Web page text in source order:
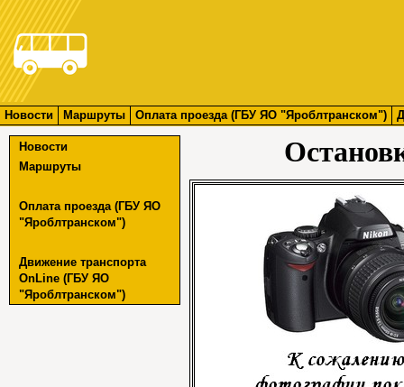
Новости Маршруты Оплата проезда (ГБУ ЯО "Яроблтранском")
Новости
Маршруты
Оплата проезда (ГБУ ЯО
"Яроблтранском")
Движение транспорта
OnLine (ГБУ ЯО
"Яроблтранском")